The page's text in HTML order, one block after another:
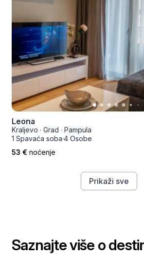
Leona
Kraljevo · Grad · Pampula
1 Spavaća soba·4 Osobe
53 € noćenje
Prikaži sve
Saznajte više o